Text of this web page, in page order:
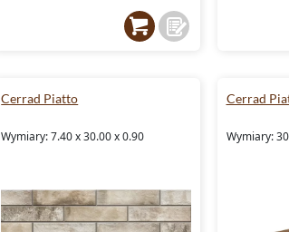
Cerrad Piatto
Wymiary: 7.40 x 30.00 x 0.90
Cerrad
Wymiary: